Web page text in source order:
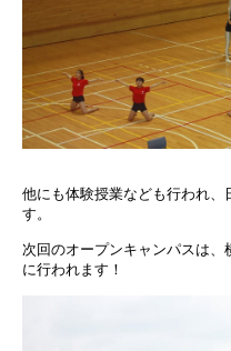
他にも体験授業なども行われ、
す。
次回のオープンキャンパスは、
に行われます！